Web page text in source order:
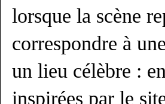
lorsque la scène
correspondre à
un lieu célèbre :
inspirées par le